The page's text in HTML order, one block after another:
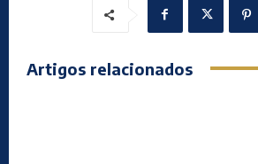
Artigos relacionados